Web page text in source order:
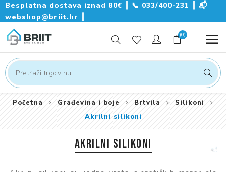
Besplatna dostava iznad 80€ ┃ 📞 033/400-231
📬
webshop@briit.hr
(0)
Početna Građevina i boje Brtvila
Silikoni
Akrilni silikoni
AKRILNI SILIKONI